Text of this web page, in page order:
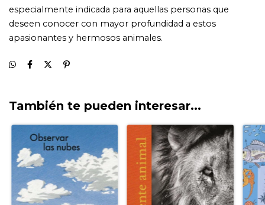
También te pueden interesar...